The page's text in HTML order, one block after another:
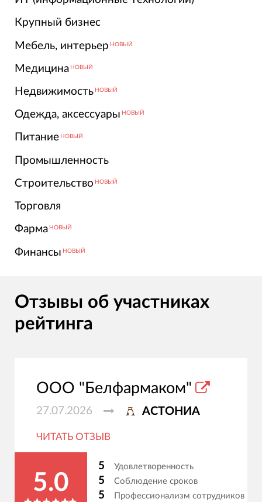
Крупный бизнес
Мебель, интерьер НОВЫЙ
Медицина НОВЫЙ
Недвижимость НОВЫЙ
Одежда, аксессуары НОВЫЙ
Питание НОВЫЙ
Промышленность
Строительство НОВЫЙ
Торговля
Фарма НОВЫЙ
Финансы НОВЫЙ
Отзывы об участниках
рейтинга
ООО "Белфармаком"
27.07.2026 АСТОНИА
ЧИТАТЬ ОТЗЫВ
5.0
5 Удовлетворенность
5 Соблюдение сроков
5 Профессионализм сотрудников